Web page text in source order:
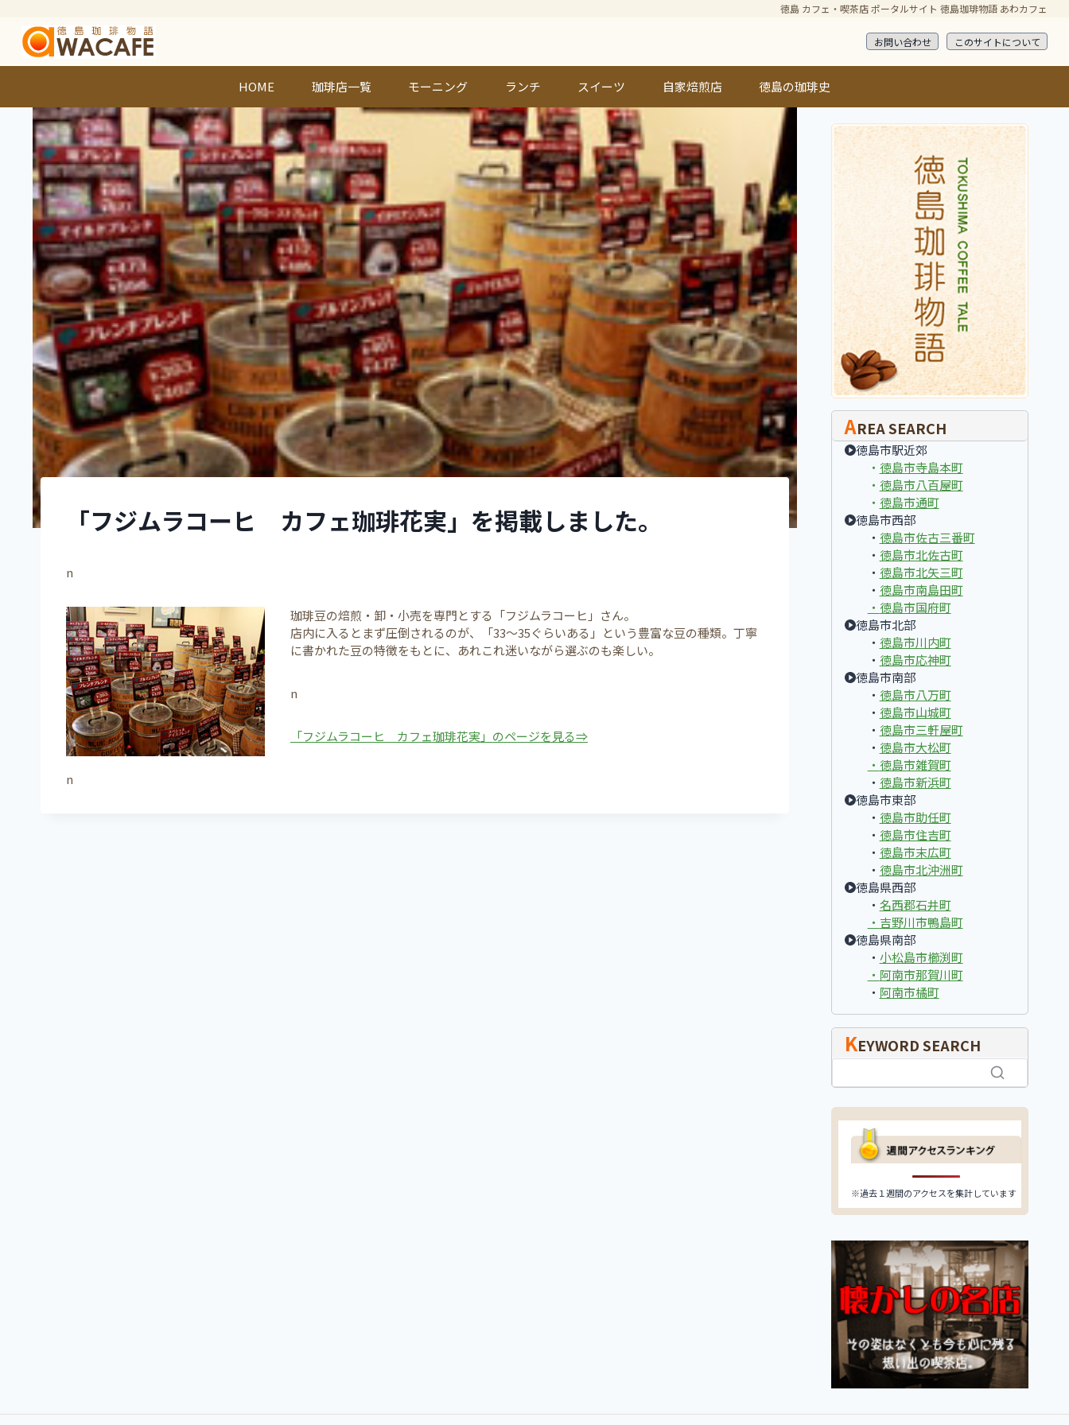
プ
徳島 カフェ・喫茶店 ポータルサイト 徳島珈琲物語 あわカフェ
お問い合わせ このサイトについて
HOME 珈琲店一覧 モーニング ランチ スイーツ 自家焙煎店 徳島の珈琲史
「フジムラコーヒ カフェ珈琲花実」を掲載しました。
n
珈琲豆の焙煎・卸・小売を専門とする「フジムラコーヒ」さん。
店内に入るとまず圧倒されるのが、「33～35ぐらいある」という豊富な豆の種類。丁寧
に書かれた豆の特徴をもとに、あれこれ迷いながら選ぶのも楽しい。
n
「フジムラコーヒ カフェ珈琲花実」のページを見る⇒
n
AREA SEARCH
徳島市駅近郊
・ 徳島市寺島本町
・ 徳島市八百屋町
・ 徳島市通町
徳島市西部
・ 徳島市佐古三番町
・ 徳島市北佐古町
・ 徳島市北矢三町
・ 徳島市南島田町
・ 徳島市国府町
徳島市北部
・ 徳島市川内町
・ 徳島市応神町
徳島市南部
・ 徳島市八万町
・ 徳島市山城町
・ 徳島市三軒屋町
・ 徳島市大松町
・ 徳島市雑賀町
・ 徳島市新浜町
徳島市東部
・ 徳島市助任町
・ 徳島市住吉町
・ 徳島市末広町
・ 徳島市北沖洲町
徳島県西部
・ 名西郡石井町
・ 吉野川市鴨島町
徳島県南部
・ 小松島市櫛渕町
・ 阿南市那賀川町
・ 阿南市橘町
KEYWORD SEARCH
※過去１週間のアクセスを集計しています